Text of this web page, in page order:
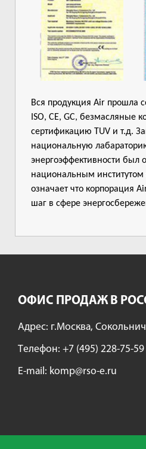
Вся продукция Air прошла
ISO, CE, GC, безмасляные
сертификацию TUV и т.д.
национальную
энергоэффективности был
национальным институтом
означает что корпорация
шаг в сфере
ОФИС ПРОДАЖ В
Адрес: г.Москва,
Tелефон: +7 (495) 228-75-59
E-mail: komp@rso-e.ru